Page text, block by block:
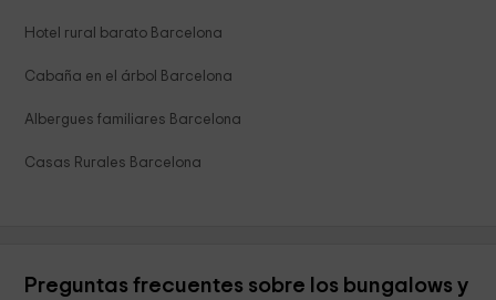
Hotel rural barato Barcelona
Cabaña en el árbol Barcelona
Albergues familiares Barcelona
Casas Rurales Barcelona
Preguntas frecuentes sobre los bungalows y